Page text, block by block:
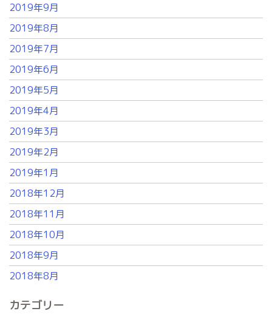
2019年9月
2019年8月
2019年7月
2019年6月
2019年5月
2019年4月
2019年3月
2019年2月
2019年1月
2018年12月
2018年11月
2018年10月
2018年9月
2018年8月
カテゴリー